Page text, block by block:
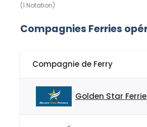
(1 Notation)
Compagnies Ferries
Compagnie de Ferry
Golden Star